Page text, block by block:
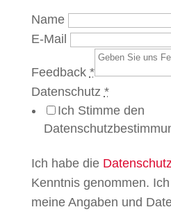
Name
E-Mail
Feedback *
Datenschutz *
Ich Stimme den
Ich habe die
Kenntnis genommen.
meine Angaben und